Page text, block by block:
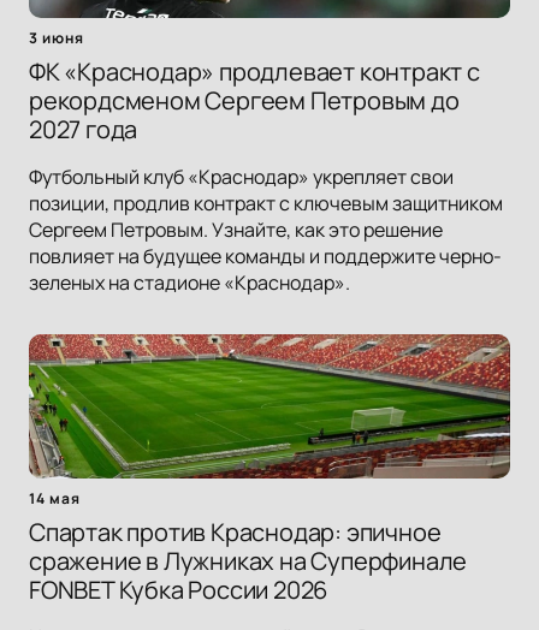
3 июня
ФК «Краснодар» продлевает контракт с
рекордсменом Сергеем Петровым до
2027 года
Футбольный клуб «Краснодар» укрепляет свои
позиции, продлив контракт с ключевым защитником
Сергеем Петровым. Узнайте, как это решение
повлияет на будущее команды и поддержите черно-
зеленых на стадионе «Краснодар».
14 мая
Спартак против Краснодар: эпичное
сражение в Лужниках на Суперфинале
FONBET Кубка России 2026